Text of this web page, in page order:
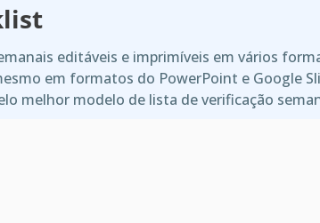
editáveis e imprimíveis em vários
em formatos do PowerPoint e Google
melhor modelo de lista de verificação